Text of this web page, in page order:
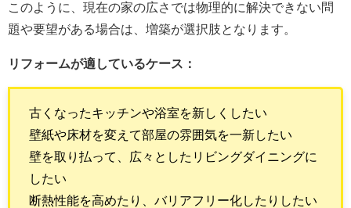
このように、現在の家の広さでは物理的に解決できない問
題や要望がある場合は、増築が選択肢となります。
リフォームが適しているケース：
古くなったキッチンや浴室を新しくしたい
壁紙や床材を変えて部屋の雰囲気を一新したい
壁を取り払って、広々としたリビングダイニングに
したい
断熱性能を高めたり、バリアフリー化したりしたい